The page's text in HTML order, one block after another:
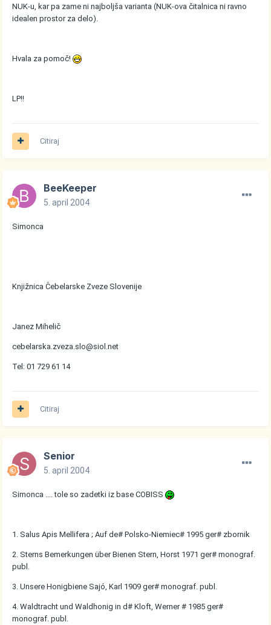
NUK-u, kar pa zame ni najboljša varianta (NUK-ova čitalnica ni ravno
idealen prostor za delo).
Hvala za pomoč!
LP!!
Citiraj
BeeKeeper
5. april 2004
Simonca
Knjižnica Čebelarske Zveze Slovenije
Janez Mihelič
cebelarska.zveza.slo@siol.net
Tel: 01 729 61 14
Citiraj
Senior
5. april 2004
Simonca .... tole so zadetki iz base COBISS
1. Salus Apis Mellifera ; Auf de# Polsko-Niemiec# 1995 ger# zbornik
2. Sterns Bemerkungen über Bienen Stern, Horst 1971 ger# monograf.
publ.
3. Unsere Honigbiene Sajó, Karl 1909 ger# monograf. publ.
4. Waldtracht und Waldhonig in d# Kloft, Werner # 1985 ger#
monograf. publ.